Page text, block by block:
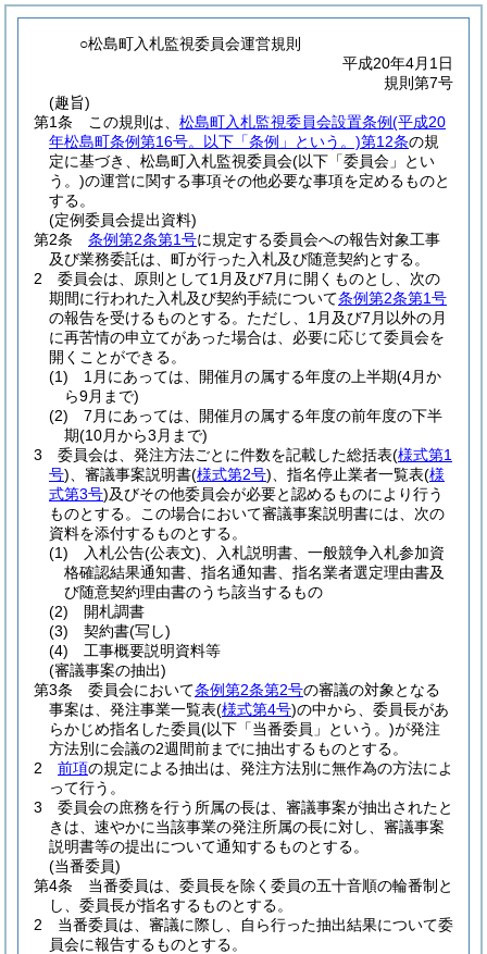
○松島町入札監視委員会運営規則
平成20年4月1日
規則第7号
(趣旨)
第1条
この規則は、 松島町入札監視委員会設置条例(平成20
年松島町条例第16号。以下「条例」という。)第12条の規
定に基づき、松島町入札監視委員会(以下「委員会」とい
う。)の運営に関する事項その他必要な事項を定めるものと
する。
(定例委員会提出資料)
第2条
条例第2条第1号に規定する委員会への報告対象工事
及び業務委託は、町が行った入札及び随意契約とする。
2
委員会は、原則として1月及び7月に開くものとし、次の
期間に行われた入札及び契約手続について条例第2条第1号
の報告を受けるものとする。 ただし、1月及び7月以外の月
に再苦情の申立てがあった場合は、必要に応じて委員会を
開くことができる。
(1)
1月にあっては、開催月の属する年度の上半期(4月か
ら9月まで)
(2)
7月にあっては、開催月の属する年度の前年度の下半
期(10月から3月まで)
3
委員会は、発注方法ごとに件数を記載した総括表(様式第1
号) 、審議事案説明書(様式第2号) 、指名停止業者一覧表(様
式第3号)及びその他委員会が必要と認めるものにより行う
ものとする。
この場合において審議事案説明書には、次の
資料を添付するものとする。
(1)
入札公告(公表文) 、入札説明書、一般競争入札参加資
格確認結果通知書、指名通知書、指名業者選定理由書及
び随意契約理由書のうち該当するもの
(2)
開札調書
(3)
契約書(写し)
(4)
工事概要説明資料等
(審議事案の抽出)
第3条
委員会において条例第2条第2号の審議の対象となる
事案は、発注事業一覧表(様式第4号)の中から、委員長があ
らかじめ指名した委員(以下「当番委員」という。)が発注
方法別に会議の2週間前までに抽出するものとする。
2
前項の規定による抽出は、発注方法別に無作為の方法によ
って行う。
3
委員会の庶務を行う所属の長は、審議事案が抽出されたと
きは、速やかに当該事業の発注所属の長に対し、審議事案
説明書等の提出について通知するものとする。
(当番委員)
第4条
当番委員は、委員長を除く委員の五十音順の輪番制と
し、委員長が指名するものとする。
2
当番委員は、審議に際し、自ら行った抽出結果について委
員会に報告するものとする。